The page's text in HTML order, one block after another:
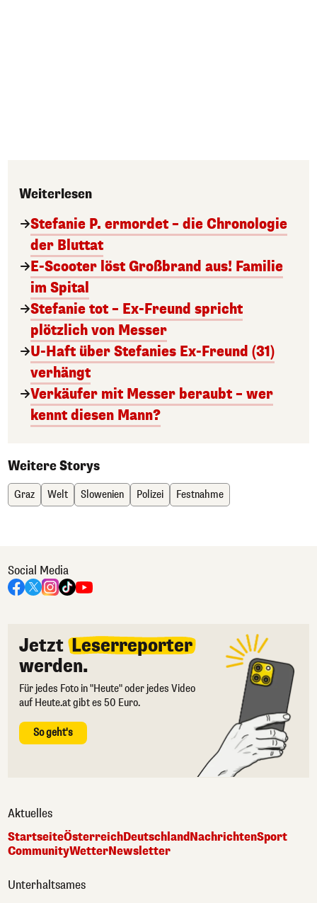
Weiterlesen
Stefanie P. ermordet – die Chronologie
der Bluttat
E-Scooter löst Großbrand aus! Familie
im Spital
Stefanie tot – Ex-Freund spricht
plötzlich von Messer
U-Haft über Stefanies Ex-Freund (31)
verhängt
Verkäufer mit Messer beraubt – wer
kennt diesen Mann?
Weitere Storys
Graz Welt Slowenien Polizei Festnahme
Social Media
Jetzt Leserreporter
werden.
Für jedes Foto in "Heute" oder jedes Video
auf Heute.at gibt es 50 Euro.
So geht's
Aktuelles
StartseiteÖsterreichDeutschlandNachrichtenSport
CommunityWetterNewsletter
Unterhaltsames